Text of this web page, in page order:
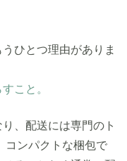
ひとつ理由がありま
こと。
、配送には専門のト
コンパクトな梱包で